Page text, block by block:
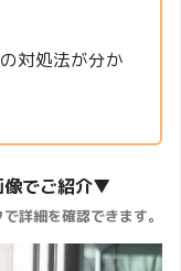
対処法が分か
像でご紹介▼
詳細を確認できます。